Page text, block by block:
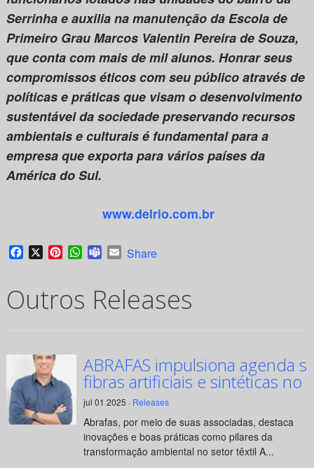
Serrinha e auxilia na manutenção da Escola de
Primeiro Grau Marcos Valentin Pereira de Souza,
que conta com mais de mil alunos. Honrar seus
compromissos éticos com seu público através de
políticas e práticas que visam o desenvolvimento
sustentável da sociedade preservando recursos
ambientais e culturais é fundamental para a
empresa que exporta para vários países da
América do Sul.
www.delrio.com.br
Facebook
X PinterestWhatsApp
TeamsEmail
Share
Outros Releases
ABRAFAS impulsiona agenda
fibras artificiais e sintéticas no
jul 01 2025 · Releases
Abrafas, por meio de suas associadas, destaca
inovações e boas práticas como pilares da
transformação ambiental no setor têxtil A...